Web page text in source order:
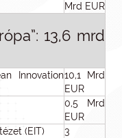
Mrd EUR
13,6 mrd
Innovation10,1 Mrd
EUR
0,5 Mrd
EUR
(EIT)
3